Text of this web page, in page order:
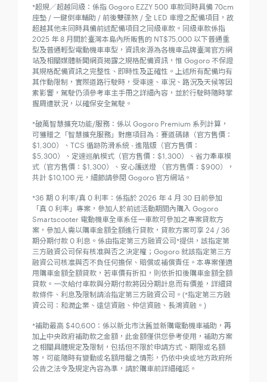
*超規／超越同級：係指 Gogoro EZZY 500 車款同時具備 70cm
座墊 / 一鍵倒車輔助 / 前後雙碟煞 / 全 LED 車燈之配備項目，故
超越其他未同時具備前述配備項目之同級車款。同級車款係指
2025 年 8 月間於臺灣本島內所販售的 NT$75,000 以下普通重
型及普通輕型電動機車車型，資訊來源為各機車品牌臺灣官方網
站及相關媒體新聞網頁揭露之規格配備資訊，惟 Gogoro 不保證
其規格配備資訊之完整性、即時性及正確性。上述所有配備均有
其作動限制，實際道路行駛時，受車速、車況、路況及天候等因
素影響，駕駛仍須參考車主手冊之詳細內容，並於行駛時隨時掌
握周遭狀況，以確保安全駕駛。
*破萬智慧擴充功能/服務：係以 Gogoro Premium 系列計算，
可獲贈之「智慧擴充服務」對應項目為：賽道碼錶（官方售價：
$1,300）、TCS 循跡防滑系統 - 進階版（官方售價：
$5,300）、定速巡航模式（官方售價：$1,300）、省力牽車模
式（官方售價：$1,300）、安心護送燈 （官方售價：$900），
共計 $10,100 元，細節請參閱 Gogoro 官方網站。
*36 期 0 利率/真 0 利率：係指於 2026 年 4 月 30 日前參加
「真 0 利率」專案，參加人於前述活動期間內購入 Gogoro
Smartscooter 電動機車全車系任一車款可參加之專案貸款方
案，參加人需以購車金額全額進行貸款，貸款方案可享 24 / 36
期分期付款 0 利息。係由指定第三方融資公司*提供，該指定第
三方融資公司保有核准與否之決定權；Gogoro 就該指定第三方
融資公司核准與否不負任何擔保、賠償或補償責任。本專案僅適
用購車金額全額貸款，若車價有折扣，則依折扣後購車金額全額
貸款。一次給付車款與分期付款將因分期計息而有價差，詳細貸
款條件、利息及限制請洽指定第三方融資公司。(*指定第三方融
資公司：和潤企業、遠信資融、仲信資融、長鴻資融。)
*補助最高 $40,600：係以新北市汰舊並新購電動機車補助，再
加上中央政府補助款之金額，此金額僅供您參考使用，補助方案
之相關具體規定及限制，包括但不限於申請方式、期限或名額
等，可能隨時有變動或名額用罄之情形，仍依中央或地方政府所
公告之法令及規定內容為準，請於購車前詳細確認。